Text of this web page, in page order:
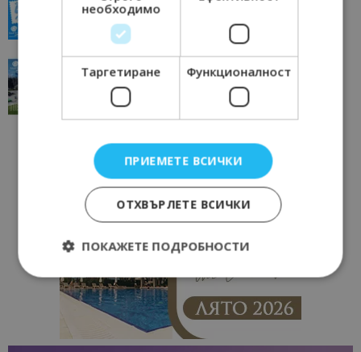
Пловдив 23/06/2026 10:00
традициите, културата и вдъхновяващите...
Перник
необходимо
Таргетиране Функционалност
ПРИЕМЕТЕ ВСИЧКИ
ОТХВЪРЛЕТЕ ВСИЧКИ
ПОКАЖЕТЕ ПОДРОБНОСТИ
Строго необходимо
Ефективност
Таргетиране
Функционалност